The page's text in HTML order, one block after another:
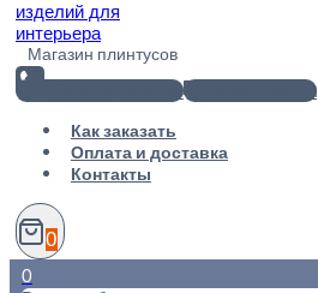
Магазин плинтусов
+7(812) 920-02-38
info@101metr.ru
Как заказать
Оплата и доставка
Контакты
0
0